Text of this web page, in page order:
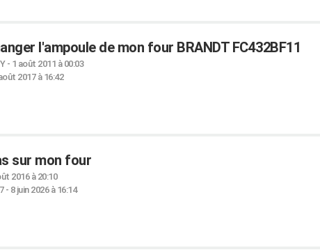
l'ampoule de mon four BRANDT FC432BF11
- 1 août 2011 à 00:03
2017 à 16:42
sur mon four
2016 à 20:10
- 8 juin 2026 à 16:14